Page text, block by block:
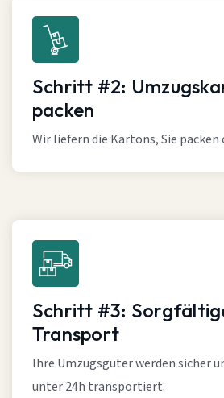
Schritt #2:
packen
Wir liefern die Kartons, Sie packen
Schritt #3:
Transport
Ihre Umzugsgüter werden sicher
unter 24h transportiert.